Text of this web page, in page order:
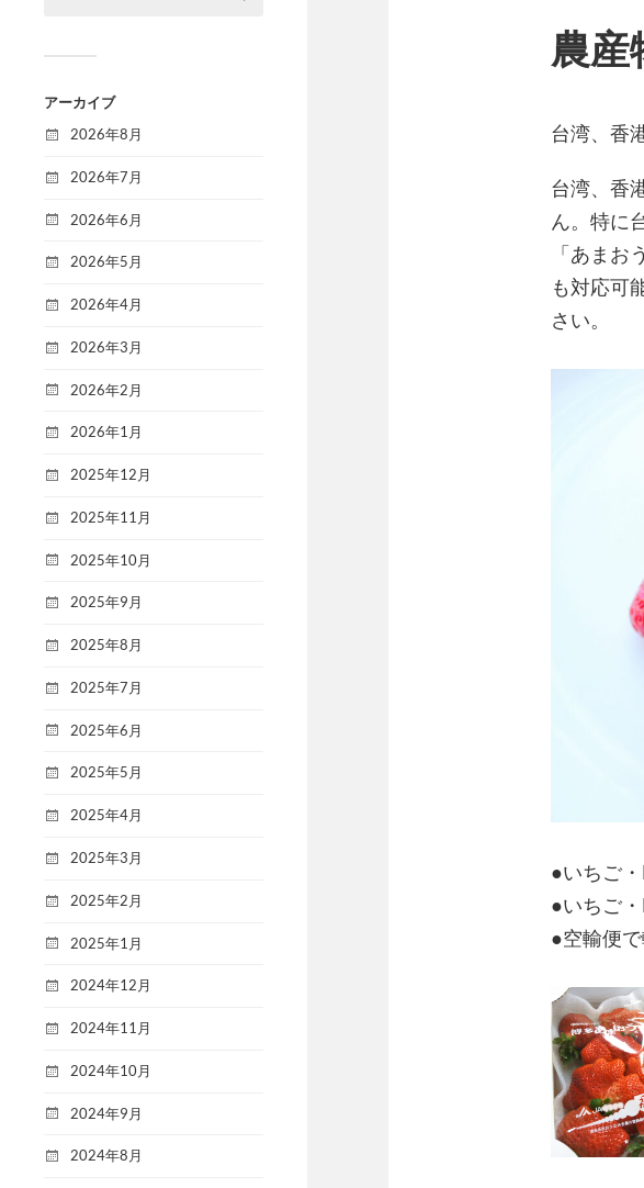
アーカイブ
2026年8月
2026年7月
2026年6月
2026年5月
2026年4月
2026年3月
2026年2月
2026年1月
2025年12月
2025年11月
2025年10月
2025年9月
2025年8月
2025年7月
2025年6月
2025年5月
2025年4月
2025年3月
2025年2月
2025年1月
2024年12月
2024年11月
2024年10月
2024年9月
2024年8月
農産
台湾、香
台湾、香
ん。特に
「あま
も対応可
さい。
●いちご
●いちご
●空輸便